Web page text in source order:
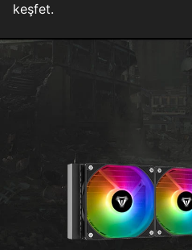
keşfet.